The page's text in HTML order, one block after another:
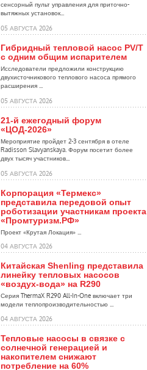
сенсорный пульт управления для приточно-
вытяжных установок...
05 АВГУСТА 2026
Гибридный тепловой насос PV/T
с одним общим испарителем
Исследователи предложили конструкцию
двухисточникового теплового насоса прямого
расширения ...
05 АВГУСТА 2026
21-й ежегодный форум
«ЦОД-2026»
Мероприятие пройдет 2-3 сентября в отеле
Radisson Slavyanskaya. Форум посетит более
двух тысяч участников...
05 АВГУСТА 2026
Корпорация «Термекс»
представила передовой опыт
роботизации участникам проекта
«Промтуризм.РФ»
Проект «Крутая Локация» ...
04 АВГУСТА 2026
Китайская Shenling представила
линейку тепловых насосов
«воздух-вода» на R290
Серия ThermaX R290 All-In-One включает три
модели теплопроизводительностью ...
04 АВГУСТА 2026
Тепловые насосы в связке с
солнечной генерацией и
накопителем снижают
потребление на 60%